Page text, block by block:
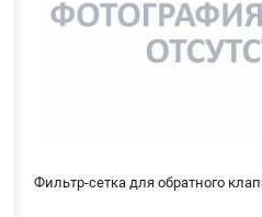
Фильтр-сетка для обратного